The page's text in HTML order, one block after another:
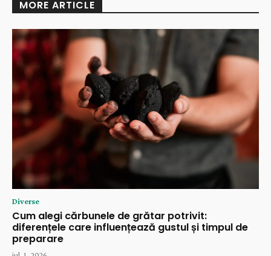
MORE ARTICLE
Diverse
Cum alegi cărbunele de grătar potrivit:
diferențele care influențează gustul și timpul de
preparare